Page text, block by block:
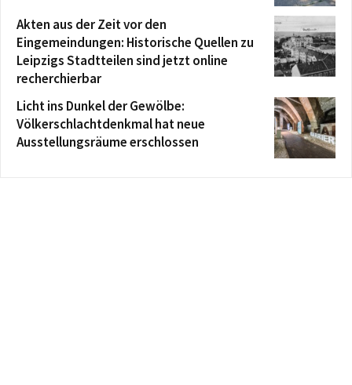
Akten aus der Zeit vor den
Eingemeindungen: Historische Quellen zu
Leipzigs Stadtteilen sind jetzt online
recherchierbar
Licht ins Dunkel der Gewölbe:
Völkerschlachtdenkmal hat neue
Ausstellungsräume erschlossen